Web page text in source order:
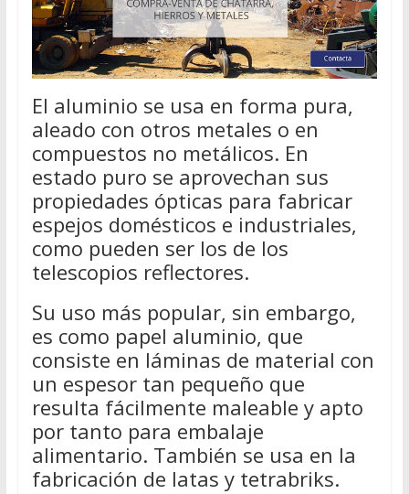
El aluminio se usa en forma pura,
aleado con otros metales o en
compuestos no metálicos. En
estado puro se aprovechan sus
propiedades ópticas para fabricar
espejos domésticos e industriales,
como pueden ser los de los
telescopios reflectores.
Su uso más popular, sin embargo,
es como papel aluminio, que
consiste en láminas de material con
un espesor tan pequeño que
resulta fácilmente maleable y apto
por tanto para embalaje
alimentario. También se usa en la
fabricación de latas y tetrabriks.